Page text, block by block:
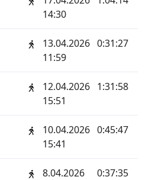
14:30
13.04.2026
11:59
0:31:27
12.04.2026
15:51
1:31:58
10.04.2026
15:41
0:45:47
8.04.2026
0:37:35